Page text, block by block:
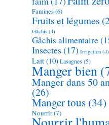
Famines(6)
Fruits et légumes
Gâchis (4)
Gâchis alimentaire
Insectes (17) Irrigation (4)
Lait (10) Lasagnes (5)
Manger bien
Manger dans 50
(26)
Manger tous (34)
Nourrir(7)